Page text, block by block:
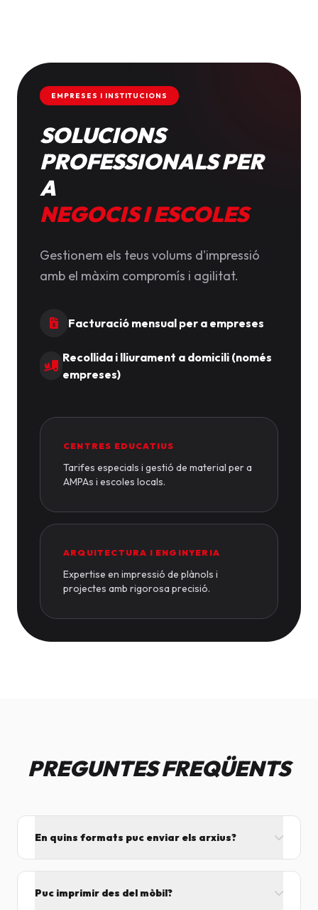
EMPRESES I INSTITUCIONS
SOLUCIONS
PROFESSIONALS PER
A
NEGOCIS I ESCOLES
Gestionem els teus volums d'impressió
amb el màxim compromís i agilitat.
Facturació mensual per a empreses
Recollida i lliurament a domicili (només
empreses)
CENTRES EDUCATIUS
Tarifes especials i gestió de material per a
AMPAs i escoles locals.
ARQUITECTURA I ENGINYERIA
Expertise en impressió de plànols i
projectes amb rigorosa precisió.
PREGUNTES FREQÜENTS
En quins formats puc enviar els arxius?
Word i Excel.
Puc imprimir des del mòbil?